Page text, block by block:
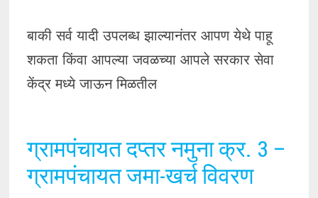
बाकी सर्व यादी उपलब्ध झाल्यानंतर आपण येथे पाहू
शकता किंवा आपल्या जवळच्या आपले सरकार सेवा
केंद्र मध्ये जाऊन मिळतील
ग्रामपंचायत दप्तर नमुना क्र. 3 –
ग्रामपंचायत जमा-खर्च विवरण